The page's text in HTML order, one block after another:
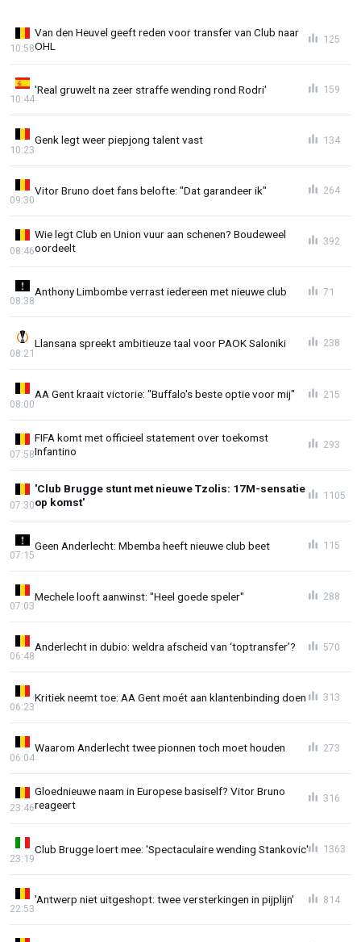
Van den Heuvel geeft reden voor transfer van Club naar
OHL
10:58
125
'Real gruwelt na zeer straffe wending rond Rodri'
10:44
159
Genk legt weer piepjong talent vast
10:23
134
Vitor Bruno doet fans belofte: "Dat garandeer ik"
09:30
264
Wie legt Club en Union vuur aan schenen? Boudeweel
oordeelt
08:46
392
Anthony Limbombe verrast iedereen met nieuwe club
08:38
71
Llansana spreekt ambitieuze taal voor PAOK Saloniki
08:21
238
AA Gent kraait victorie: "Buffalo's beste optie voor mij"
08:00
215
FIFA komt met officieel statement over toekomst
Infantino
07:58
293
'Club Brugge stunt met nieuwe Tzolis: 17M-sensatie
op komst'
07:30
1105
Geen Anderlecht: Mbemba heeft nieuwe club beet
07:15
115
Mechele looft aanwinst: "Heel goede speler"
07:03
288
Anderlecht in dubio: weldra afscheid van ‘toptransfer’?
06:48
570
Kritiek neemt toe: AA Gent moét aan klantenbinding doen
06:23
313
Waarom Anderlecht twee pionnen toch moet houden
06:04
273
Gloednieuwe naam in Europese basiself? Vitor Bruno
reageert
23:46
316
Club Brugge loert mee: 'Spectaculaire wending Stankovic'
23:19
1363
'Antwerp niet uitgeshopt: twee versterkingen in pijplijn'
22:53
814